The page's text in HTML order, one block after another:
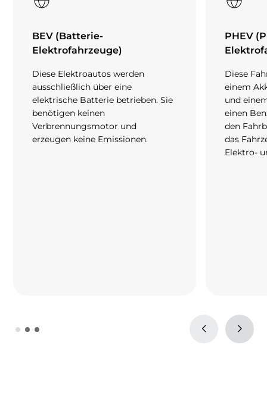
BEV (Batterie-
Elektrofahrzeuge)
Diese Elektroautos werden
ausschließlich über eine
elektrische Batterie betrieben. Sie
benötigen keinen
Verbrennungsmotor und
erzeugen keine Emissionen.
PHEV
Diese
einem
und
einen
den
das
Elektro-